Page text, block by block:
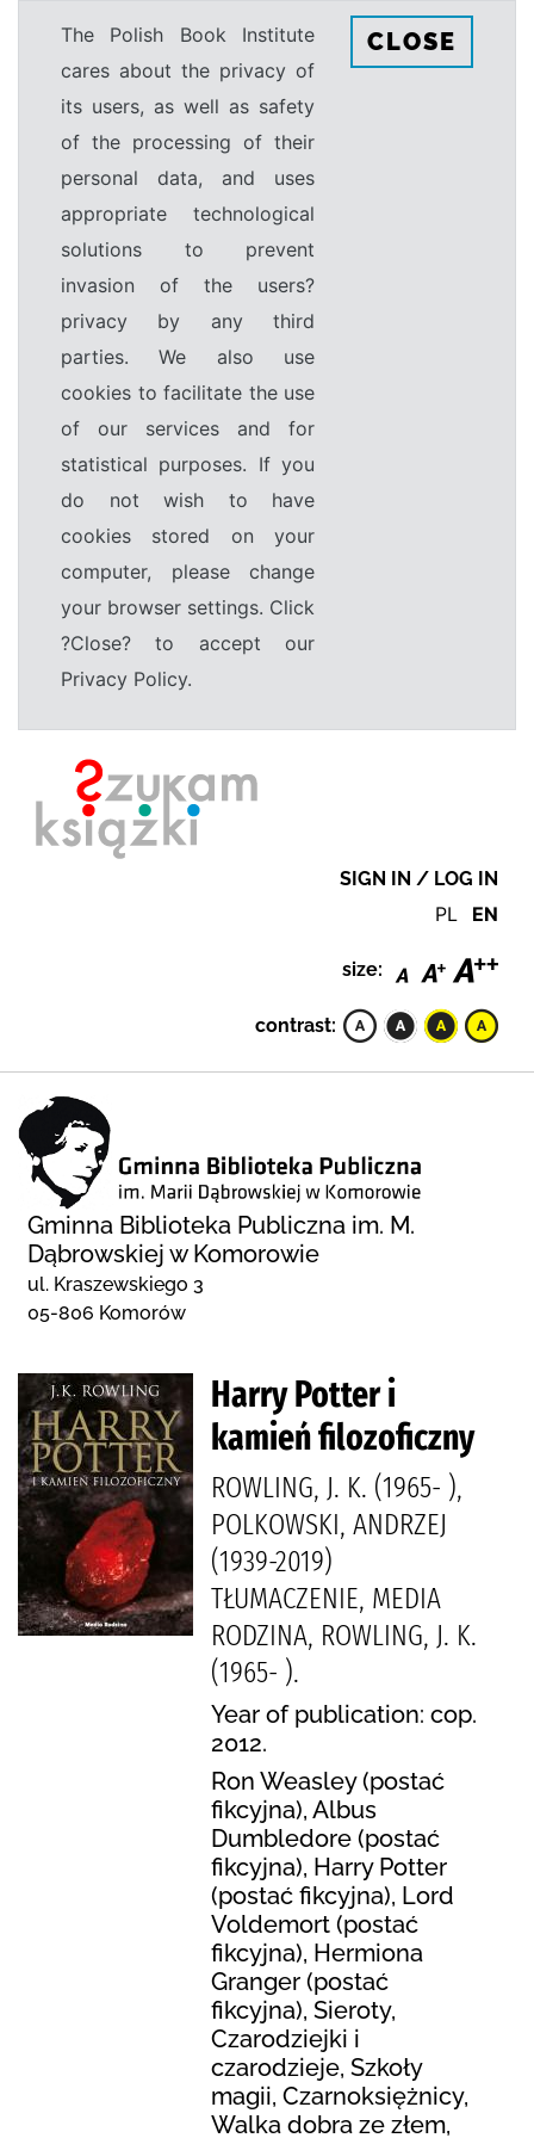
The Polish Book Institute
cares about the privacy of
its users, as well as safety
of the processing of their
personal data, and uses
appropriate technological
solutions to prevent
invasion of the users?
privacy by any third
parties. We also use
cookies to facilitate the use
of our services and for
statistical purposes. If you
do not wish to have
cookies stored on your
computer, please change
your browser settings. Click
?Close? to accept our
Privacy Policy.
CLOSE
SIGN IN / LOG IN
PL EN
size:
contrast:
Gminna Biblioteka Publiczna im. M.
Dąbrowskiej w Komorowie
ul. Kraszewskiego 3
05-806 Komorów
Harry Potter i
kamień filozoficzny
ROWLING, J. K. (1965- ),
POLKOWSKI, ANDRZEJ
(1939-2019)
TŁUMACZENIE, MEDIA
RODZINA, ROWLING, J. K.
(1965- ).
Year of publication: cop.
2012.
Ron Weasley (postać
fikcyjna), Albus
Dumbledore (postać
fikcyjna), Harry Potter
(postać fikcyjna), Lord
Voldemort (postać
fikcyjna), Hermiona
Granger (postać
fikcyjna), Sieroty,
Czarodziejki i
czarodzieje, Szkoły
magii, Czarnoksiężnicy,
Walka dobra ze złem,